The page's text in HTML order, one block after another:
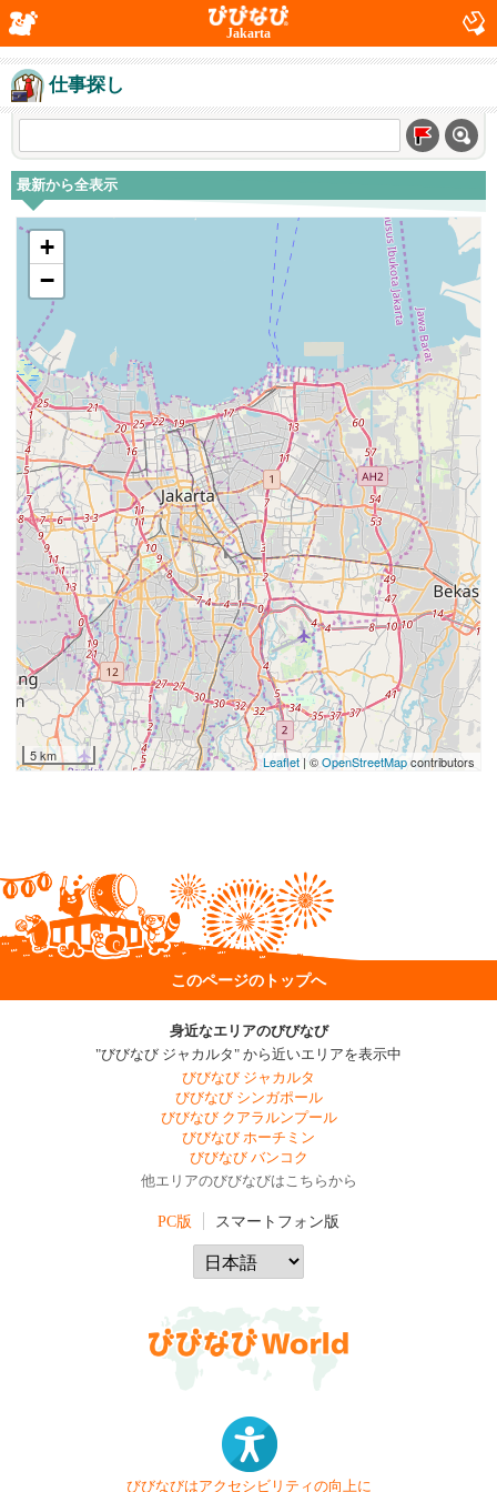
Jakarta
仕事探し
最新から全表示
+
−
5 km Leaflet| ©OpenStreetMapcontributors
このページのトップへ
身近なエリアのびびなび
"びびなび ジャカルタ" から近いエリアを表示中
びびなび ジャカルタ
びびなび シンガポール
びびなび クアラルンプール
びびなび ホーチミン
びびなび バンコク
他エリアのびびなびはこちらから
PC版 スマートフォン版
びびなびはアクセシビリティの向上に